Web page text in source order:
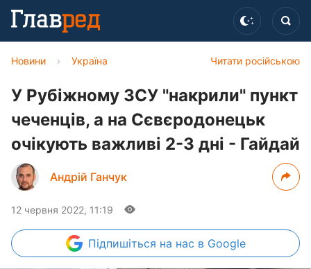
Читати російською
Новини › Україна
У Рубіжному ЗСУ "накрили" пункт
чеченців, а на Сєвєродонецьк
очікують важливі 2-3 дні - Гайдай
Андрій Ганчук
12 червня 2022, 11:19
Підпишіться на нас в Google